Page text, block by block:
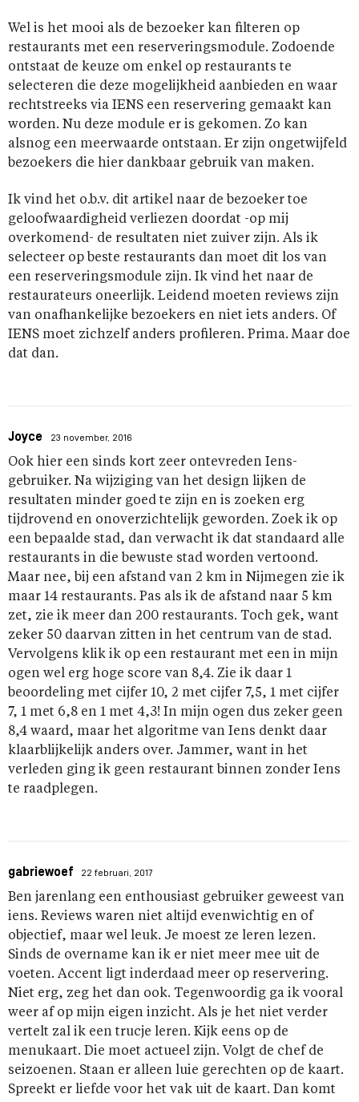
Wel is het mooi als de bezoeker kan filteren op
restaurants met een reserveringsmodule. Zodoende
ontstaat de keuze om enkel op restaurants te
selecteren die deze mogelijkheid aanbieden en waar
rechtstreeks via IENS een reservering gemaakt kan
worden. Nu deze module er is gekomen. Zo kan
alsnog een meerwaarde ontstaan. Er zijn ongetwijfeld
bezoekers die hier dankbaar gebruik van maken.
Ik vind het o.b.v. dit artikel naar de bezoeker toe
geloofwaardigheid verliezen doordat -op mij
overkomend- de resultaten niet zuiver zijn. Als ik
selecteer op beste restaurants dan moet dit los van
een reserveringsmodule zijn. Ik vind het naar de
restaurateurs oneerlijk. Leidend moeten reviews zijn
van onafhankelijke bezoekers en niet iets anders. Of
IENS moet zichzelf anders profileren. Prima. Maar doe
dat dan.
Joyce 23 november, 2016
Ook hier een sinds kort zeer ontevreden Iens-
gebruiker. Na wijziging van het design lijken de
resultaten minder goed te zijn en is zoeken erg
tijdrovend en onoverzichtelijk geworden. Zoek ik op
een bepaalde stad, dan verwacht ik dat standaard alle
restaurants in die bewuste stad worden vertoond.
Maar nee, bij een afstand van 2 km in Nijmegen zie ik
maar 14 restaurants. Pas als ik de afstand naar 5 km
zet, zie ik meer dan 200 restaurants. Toch gek, want
zeker 50 daarvan zitten in het centrum van de stad.
Vervolgens klik ik op een restaurant met een in mijn
ogen wel erg hoge score van 8,4. Zie ik daar 1
beoordeling met cijfer 10, 2 met cijfer 7,5, 1 met cijfer
7, 1 met 6,8 en 1 met 4,3! In mijn ogen dus zeker geen
8,4 waard, maar het algoritme van Iens denkt daar
klaarblijkelijk anders over. Jammer, want in het
verleden ging ik geen restaurant binnen zonder Iens
te raadplegen.
gabriewoef 22 februari, 2017
Ben jarenlang een enthousiast gebruiker geweest van
iens. Reviews waren niet altijd evenwichtig en of
objectief, maar wel leuk. Je moest ze leren lezen.
Sinds de overname kan ik er niet meer mee uit de
voeten. Accent ligt inderdaad meer op reservering.
Niet erg, zeg het dan ook. Tegenwoordig ga ik vooral
weer af op mijn eigen inzicht. Als je het niet verder
vertelt zal ik een trucje leren. Kijk eens op de
menukaart. Die moet actueel zijn. Volgt de chef de
seizoenen. Staan er alleen luie gerechten op de kaart.
Spreekt er liefde voor het vak uit de kaart. Dan komt